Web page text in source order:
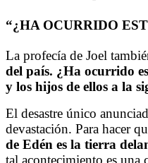
“¿HA OCURRIDO
La profecía de Joel
del país. ¿Ha ocurrido
y los hijos de ellos a la
El desastre único
devastación. Para hacer
de Edén es la tierra
tal acontecimiento es una